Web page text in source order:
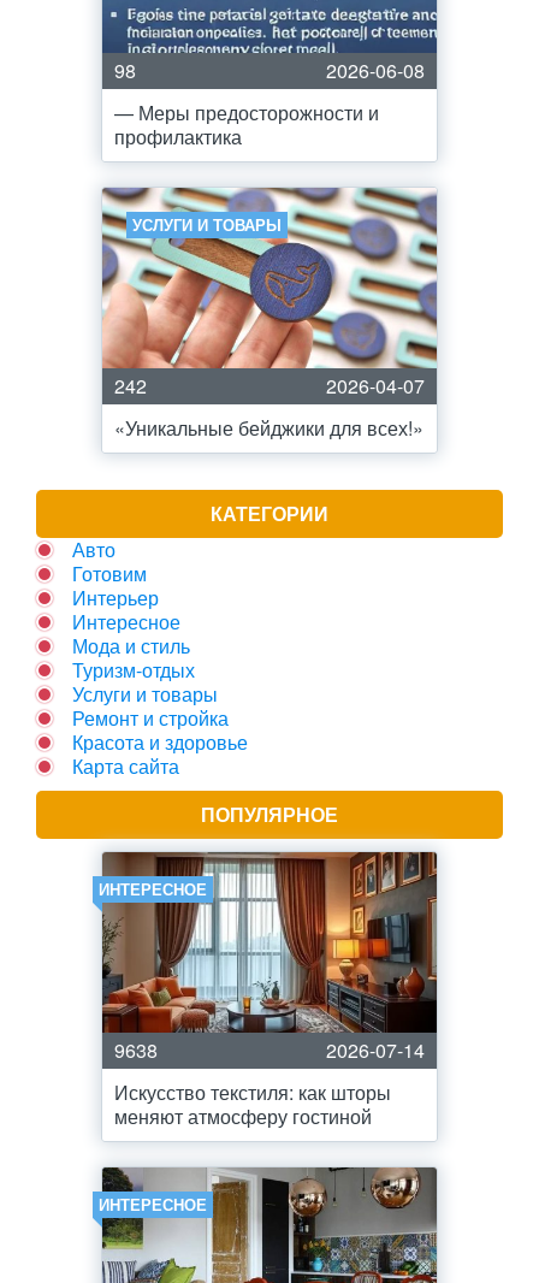
98
2026-06-08
— Меры предосторожности и
профилактика
УСЛУГИ И ТОВАРЫ
242
2026-04-07
«Уникальные бейджики для всех!»
КАТЕГОРИИ
Авто
Готовим
Интерьер
Интересное
Мода и стиль
Туризм-отдых
Услуги и товары
Ремонт и стройка
Красота и здоровье
Карта сайта
ПОПУЛЯРНОЕ
ИНТЕРЕСНОЕ
9638
2026-07-14
Искусство текстиля: как шторы
меняют атмосферу гостиной
ИНТЕРЕСНОЕ